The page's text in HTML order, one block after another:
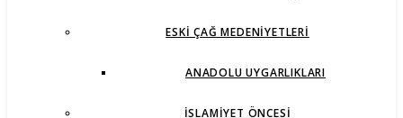
ESKI ÇAĞ MEDENIYETLERI
ANADOLU UYGARLIKLARI
İSLAMIYET ÖNCESI